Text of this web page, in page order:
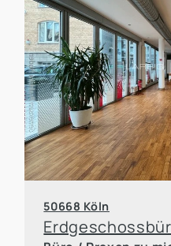
50668 Köln